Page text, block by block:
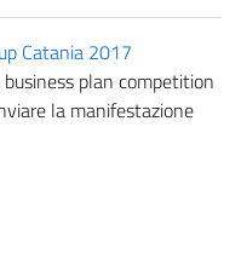
Catania 2017
plan competition
la manifestazione